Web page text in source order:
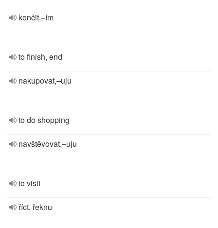
končit,–ím
to finish, end
nakupovat,–uju
to do shopping
navštěvovat,–uju
to visit
říct, řeknu